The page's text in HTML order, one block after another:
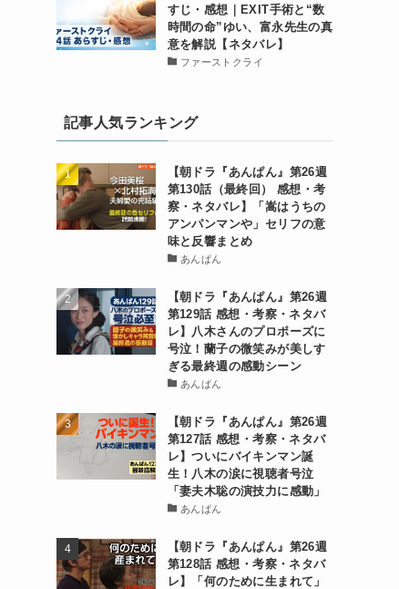
すじ・感想｜EXIT手術と“数
時間の命”ゆい、富永先生の真
意を解説【ネタバレ】
ファーストクライ
記事人気ランキング
【朝ドラ『あんぱん』第26週
第130話（最終回） 感想・考
察・ネタバレ】「嵩はうちの
アンパンマンや」セリフの意
味と反響まとめ
あんぱん
【朝ドラ『あんぱん』第26週
第129話 感想・考察・ネタバ
レ】八木さんのプロポーズに
号泣！蘭子の微笑みが美しす
ぎる最終週の感動シーン
あんぱん
【朝ドラ『あんぱん』第26週
第127話 感想・考察・ネタバ
レ】ついにバイキンマン誕
生！八木の涙に視聴者号泣
「妻夫木聡の演技力に感動」
あんぱん
【朝ドラ『あんぱん』第26週
第128話 感想・考察・ネタバ
レ】「何のために生まれて」